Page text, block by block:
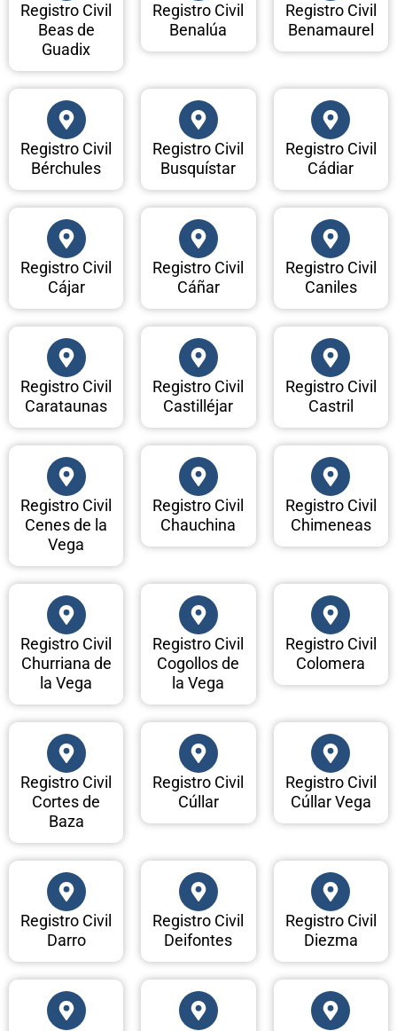
Registro Civil
Beas de
Guadix
Registro Civil
Benalúa
Registro Civil
Benamaurel
Registro Civil
Bérchules
Registro Civil
Busquístar
Registro Civil
Cádiar
Registro Civil
Cájar
Registro Civil
Cáñar
Registro Civil
Caniles
Registro Civil
Carataunas
Registro Civil
Castilléjar
Registro Civil
Castril
Registro Civil
Cenes de la
Vega
Registro Civil
Chauchina
Registro Civil
Chimeneas
Registro Civil
Churriana de
la Vega
Registro Civil
Cogollos de
la Vega
Registro Civil
Colomera
Registro Civil
Cortes de
Baza
Registro Civil
Cúllar
Registro Civil
Cúllar Vega
Registro Civil
Darro
Registro Civil
Deifontes
Registro Civil
Diezma